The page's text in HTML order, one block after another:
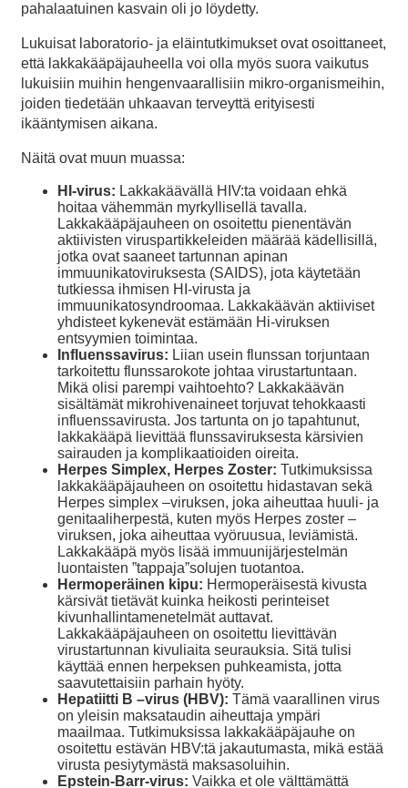
pahalaatuinen kasvain oli jo löydetty.
Lukuisat laboratorio- ja eläintutkimukset ovat osoittaneet,
että lakkakääpäjauheella voi olla myös suora vaikutus
lukuisiin muihin hengenvaarallisiin mikro-organismeihin,
joiden tiedetään uhkaavan terveyttä erityisesti
ikääntymisen aikana.
Näitä ovat muun muassa:
HI-virus: Lakkakäävällä HIV:ta voidaan ehkä
hoitaa vähemmän myrkyllisellä tavalla.
Lakkakääpäjauheen on osoitettu pienentävän
aktiivisten viruspartikkeleiden määrää kädellisillä,
jotka ovat saaneet tartunnan apinan
immuunikatoviruksesta (SAIDS), jota käytetään
tutkiessa ihmisen HI-virusta ja
immuunikatosyndroomaa. Lakkakäävän aktiiviset
yhdisteet kykenevät estämään Hi-viruksen
entsyymien toimintaa.
Influenssavirus: Liian usein flunssan torjuntaan
tarkoitettu flunssarokote johtaa virustartuntaan.
Mikä olisi parempi vaihtoehto? Lakkakäävän
sisältämät mikrohivenaineet torjuvat tehokkaasti
influenssavirusta. Jos tartunta on jo tapahtunut,
lakkakääpä lievittää flunssaviruksesta kärsivien
sairauden ja komplikaatioiden oireita.
Herpes Simplex, Herpes Zoster: Tutkimuksissa
lakkakääpäjauheen on osoitettu hidastavan sekä
Herpes simplex –viruksen, joka aiheuttaa huuli- ja
genitaaliherpestä, kuten myös Herpes zoster –
viruksen, joka aiheuttaa vyöruusua, leviämistä.
Lakkakääpä myös lisää immuunijärjestelmän
luontaisten ”tappaja”solujen tuotantoa.
Hermoperäinen kipu: Hermoperäisestä kivusta
kärsivät tietävät kuinka heikosti perinteiset
kivunhallintamenetelmät auttavat.
Lakkakääpäjauheen on osoitettu lievittävän
virustartunnan kivuliaita seurauksia. Sitä tulisi
käyttää ennen herpeksen puhkeamista, jotta
saavutettaisiin parhain hyöty.
Hepatiitti B –virus (HBV): Tämä vaarallinen virus
on yleisin maksataudin aiheuttaja ympäri
maailmaa. Tutkimuksissa lakkakääpäjauhe on
osoitettu estävän HBV:tä jakautumasta, mikä estää
virusta pesiytymästä maksasoluihin.
Epstein-Barr-virus: Vaikka et ole välttämättä